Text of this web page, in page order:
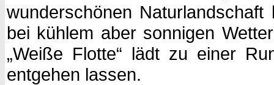
wunderschönen
bei kühlem aber sonnigen
„Weiße Flotte“ lädt zu einer
entgehen lassen.